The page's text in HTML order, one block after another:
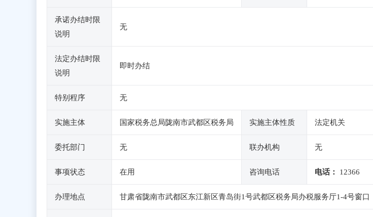
承诺办结时限
说明
无
法定办结时限
说明
即时办结
特别程序 无
实施主体 国家税务总局陇南市武都区税务局 实施主体性质 法定机关
委托部门 无 联办机构 无
事项状态 在用 咨询电话 电话： 12366
办理地点 甘肃省陇南市武都区东江新区青岛街1号武都区税务局办税服务厅1-4号窗口